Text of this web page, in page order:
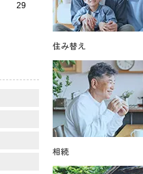
29
住み替え
相続